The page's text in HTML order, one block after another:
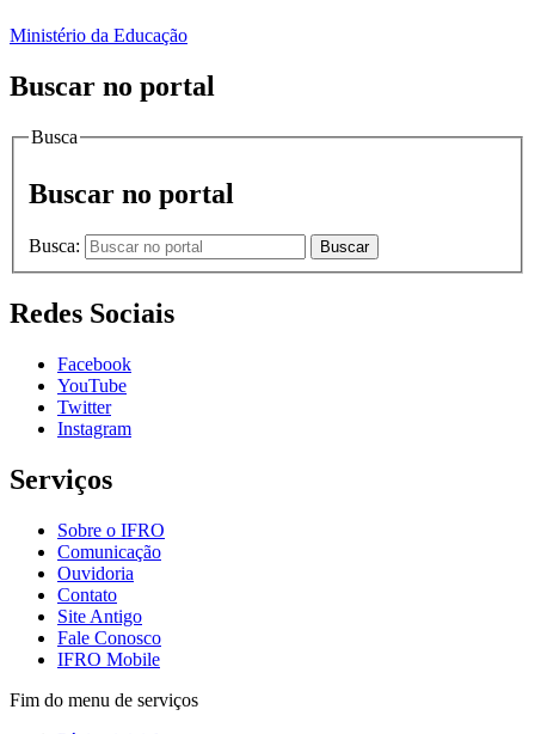
Ministério da Educação
Buscar no portal
Busca
Buscar no portal
Busca: Buscar
Redes Sociais
Facebook
YouTube
Twitter
Instagram
Serviços
Sobre o IFRO
Comunicação
Ouvidoria
Contato
Site Antigo
Fale Conosco
IFRO Mobile
Fim do menu de serviços